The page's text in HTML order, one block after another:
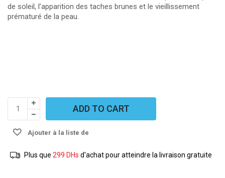
de soleil, l’apparition des taches brunes et le vieillissement
prématuré de la peau.
solaire
quantity
ADD TO CART
Ajouter à la liste de
souhaits
Plus que 299 DHs d'achat pour atteindre la livraison gratuite